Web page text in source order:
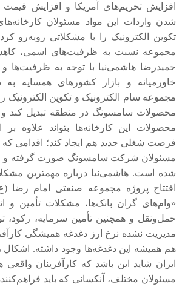
افزایش تحریم‌های آمریکا و افزایش
شدن واردات این مواد مسئولان
تکوین الکترونیک را با مشکلاتی روبه‌رو
مجموعه نسبت به ظرفیت‌های اسمی،
حمیدرضا هاشمی‌نیا با توجه به ظرفیت‌ها و
خاورمیانه و بازار کشورهای همسایه
مجموعه سام الکترونیک و تکوین الکترونیک
محصولات سامسونگ در منطقه تبدیل کند و
محصولات این کارخانه‌ها بتواند علاوه بر
فرصت شغلی جدید هم ایجاد کند؛ اقدامی که
مسئولان شرکت سامسونگ صورت گرفته و
شده است. هاشمی‌نیا درباره مهمترین
افتتاح پروژه مجموعه صنعتی امام
«وام‌های گران بانک‌ها، مشکلات تأمین و
حمل‌ونقل و همچنین تأمین سرمایه، رکود،
مدیریت نشده نرخ ارز دغدغه همیشگی
هم همیشه این دغدغه‌ها وجود داشته. اشکال
ایران شاید این باشد که کارآفرینان واقعی
مسئولان مختلف، آنکسانی که باید